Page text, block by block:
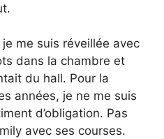
me suis réveillée avec
dans la chambre et
du hall. Pour la
années, je ne me suis
d’obligation. Pas
avec ses courses.